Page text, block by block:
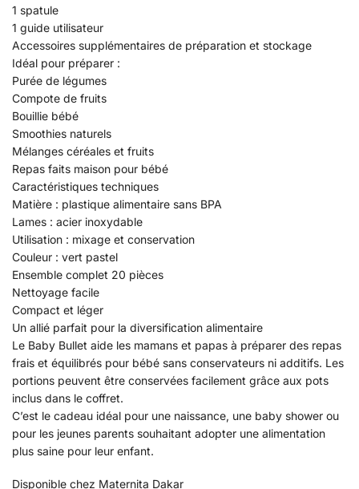
1 spatule
1 guide utilisateur
Accessoires supplémentaires de préparation et stockage
Idéal pour préparer :
Purée de légumes
Compote de fruits
Bouillie bébé
Smoothies naturels
Mélanges céréales et fruits
Repas faits maison pour bébé
Caractéristiques techniques
Matière : plastique alimentaire sans BPA
Lames : acier inoxydable
Utilisation : mixage et conservation
Couleur : vert pastel
Ensemble complet 20 pièces
Nettoyage facile
Compact et léger
Un allié parfait pour la diversification alimentaire
Le Baby Bullet aide les mamans et papas à préparer des repas
frais et équilibrés pour bébé sans conservateurs ni additifs. Les
portions peuvent être conservées facilement grâce aux pots
inclus dans le coffret.
C’est le cadeau idéal pour une naissance, une baby shower ou
pour les jeunes parents souhaitant adopter une alimentation
plus saine pour leur enfant.
Disponible chez Maternita Dakar